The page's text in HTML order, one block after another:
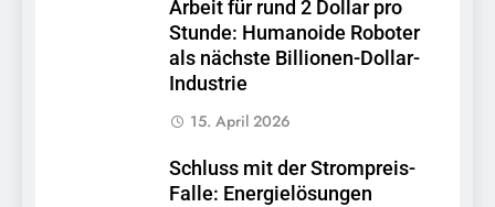
Arbeit für rund 2 Dollar pro
Stunde: Humanoide Roboter
als nächste Billionen-Dollar-
Industrie
15. April 2026
Schluss mit der Strompreis-
Falle: Energielösungen